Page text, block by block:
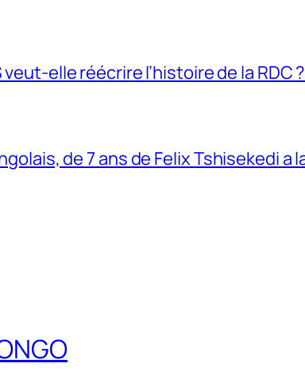
elle réécrire l’histoire de la RDC ?
de 7 ans de Felix Tshisekedi a